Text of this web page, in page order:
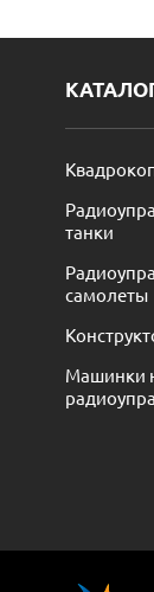
танки
самолеты
Машинки